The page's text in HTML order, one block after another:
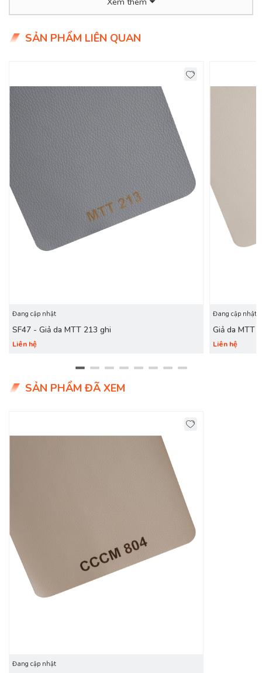
- Giá siêu hợp lý chỉ 2xx/mét (xx tiểu học ạ)
SẢN PHẨM LIÊN QUAN
Đang cập nhật
SF47 - Giả da MTT 213 ghi
Liên hệ
Đang cập nhật
Giả da MTT
Liên hệ
SẢN PHẨM ĐÃ XEM
Đang cập nhật